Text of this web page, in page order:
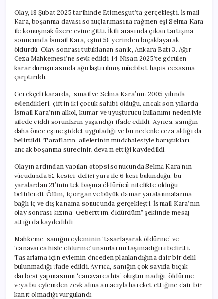
Olay, 18 Şubat 2025 tarihinde Etimesgut’ta gerçekleşti. İsmail
Kara, boşanma davası sonuçlanmasına rağmen eşi Selma Kara
ile konuşmak üzere evine gitti. İkili arasında çıkan tartışma
sonucunda İsmail Kara, eşini 58 yerinden bıçaklayarak
öldürdü. Olay sonrası tutuklanan sanık, Ankara Batı 3. Ağır
Ceza Mahkemesi’ne sevk edildi. 14 Nisan 2025’te görülen
karar duruşmasında ağırlaştırılmış müebbet hapis cezasına
çarptırıldı.
Gerekçeli kararda, İsmail ve Selma Kara’nın 2005 yılında
evlendikleri, çiftin iki çocuk sahibi olduğu, ancak son yıllarda
İsmail Kara’nın alkol, kumar ve uyuşturucu kullanımı nedeniyle
ailede ciddi sorunların yaşandığı ifade edildi. Ayrıca, sanığın
daha önce eşine şiddet uyguladığı ve bu nedenle ceza aldığı da
belirtildi. Tarafların, ailelerinin müdahalesiyle barıştıkları,
ancak boşanma sürecinin devam ettiği kaydedildi.
Olayın ardından yapılan otopsi sonucunda Selma Kara’nın
vücudunda 52 kesici-delici yara ile 6 kesi bulunduğu, bu
yaralardan 21’inin tek başına öldürücü nitelikte olduğu
belirlendi. Ölüm, iç organ ve büyük damar yaralanmalarına
bağlı iç ve dış kanama sonucunda gerçekleşti. İsmail Kara’nın
olay sonrası kızına “Geberttim, öldürdüm” şeklinde mesaj
attığı da kaydedildi.
Mahkeme, sanığın eyleminin ‘tasarlayarak öldürme’ ve
‘canavarca hisle öldürme’ unsurlarını taşımadığını belirtti.
Tasarlama için eylemin önceden planlandığına dair bir delil
bulunmadığı ifade edildi. Ayrıca, sanığın çok sayıda bıçak
darbesi yapmasının ‘canavarca his’ oluşturmadığı, öldürme
veya bu eylemden zevk alma amacıyla hareket ettiğine dair bir
kanıt olmadığı vurgulandı.